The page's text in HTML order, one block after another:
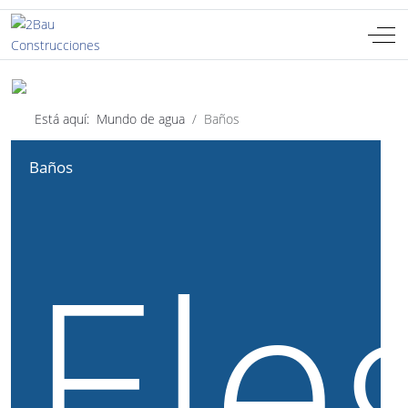
Off-
Está aquí: Mundo de agua Baños
Seleccione su idioma
Baños